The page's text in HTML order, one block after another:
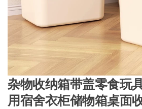
杂物收纳箱带盖零食玩
用宿舍衣柜储物箱桌面